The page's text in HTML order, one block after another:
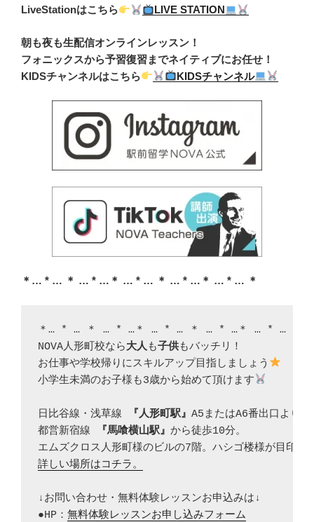
LiveStationはこちら
LIVE STATION
朝も夜も生配信オンラインレッスン！
フォニックスから予習復習までネイティブにお任せ！
KIDSチャンネルはこちら
KIDSチャンネル
＊… * … ＊ … * …＊ … * … ＊ … * …＊ … * … ＊
＊… * … ＊ … * …＊ … * … ＊ … * …＊ … * … ＊
NOVA人形町校なら大人も子供もバッチリ！
お仕事や学校帰りにスキルアップ目指しましょう
小学生未満のお子様も3歳から始めて頂けます
日比谷線・浅草線 『人形町駅』 A5またはA6番出口より
都営新宿線
『馬喰横山駅』 から徒歩10分。
詳しい場所はコチラ。
↓お問い合わせ・無料体験レッスンお申込みは↓
●HP： 無料体験レッスンお申し込みフォーム